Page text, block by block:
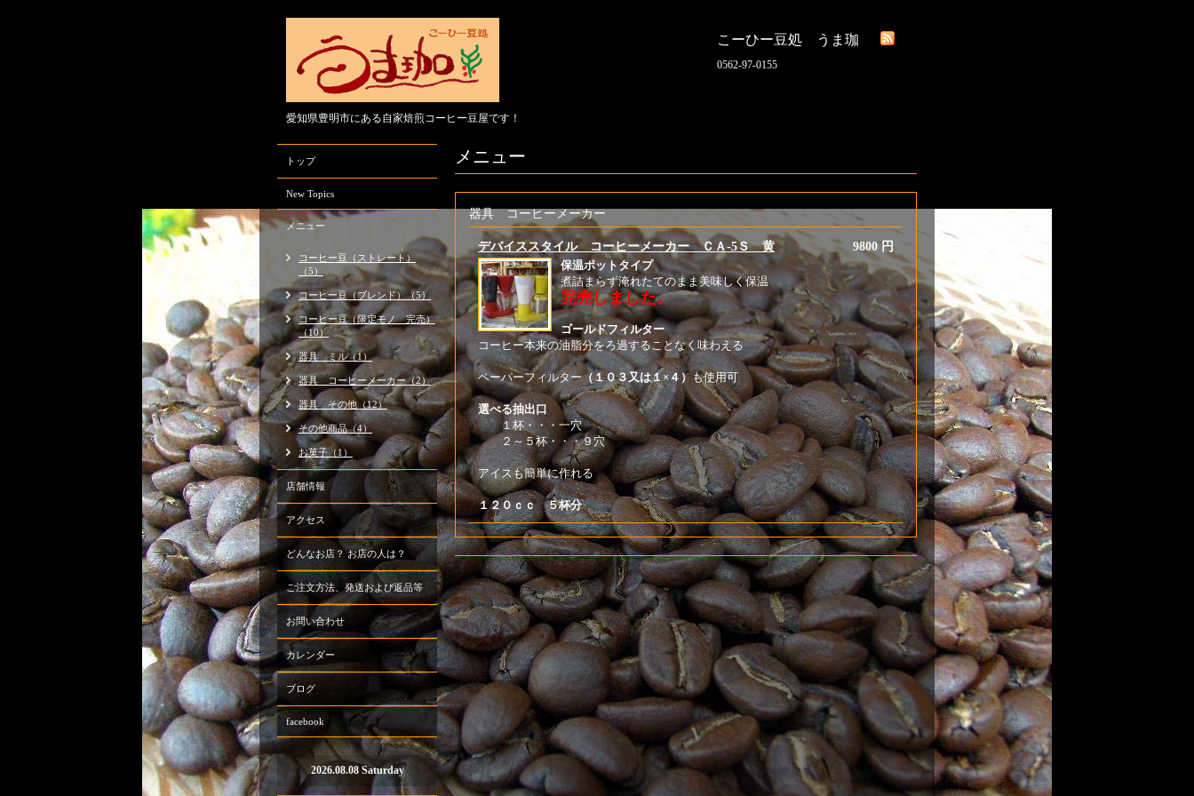
こーひー豆処 うま珈
0562-97-0155
愛知県豊明市にある自家焙煎コーヒー豆屋です！
メニュー
器具 コーヒーメーカー
9800 円
デバイススタイル コーヒーメーカー ＣＡ-5Ｓ 黄
保温ポットタイプ
煮詰まらず淹れたてのまま美味しく保温
完売しました。
ゴールドフィルター
コーヒー本来の油脂分をろ過することなく味わえる
ペーパーフィルター（１０３又は１×４） も使用可
選べる抽出口
１杯・・・一穴
２～５杯・・・９穴
アイスも簡単に作れる
１２０ｃｃ ５杯分
トップ
New Topics
メニュー
コーヒー豆（ストレート）
（5）
コーヒー豆（ブレンド）（5）
コーヒー豆（限定モノ 完売）
（10）
器具 ミル（1）
器具 コーヒーメーカー（2）
器具 その他（12）
その他商品（4）
お菓子（1）
店舗情報
アクセス
どんなお店？ お店の人は？
ご注文方法、発送および返品等
お問い合わせ
カレンダー
ブログ
facebook
2026.08.08 Saturday